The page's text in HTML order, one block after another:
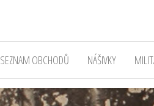
SEZNAM OBCHODŮ NÁŠIVKY